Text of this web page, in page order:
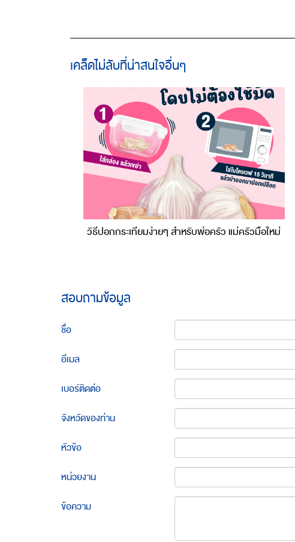
เคล็ดไม่ลับที่น่าสนใจอื่นๆ
วิธีปอกกระเทียมง่ายๆ สำหรับพ่อครัว แม่ครัวมือใหม่
สอบถามข้อมูล
ชื่อ
อีเมล
เบอร์ติดต่อ
จังหวัดของท่าน
หัวข้อ
หน่วยงาน
ข้อความ